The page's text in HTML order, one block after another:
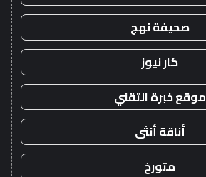
صحيفة نهج
كار نيوز
موقع خبرة التقني
أناقة أنثى
متورخ